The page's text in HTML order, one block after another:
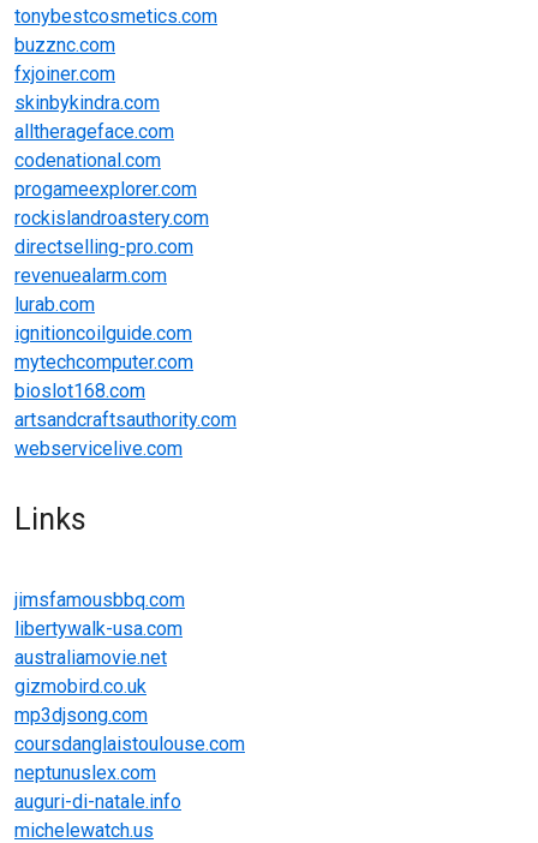
tonybestcosmetics.com
buzznc.com
fxjoiner.com
skinbykindra.com
alltherageface.com
codenational.com
progameexplorer.com
rockislandroastery.com
directselling-pro.com
revenuealarm.com
lurab.com
ignitioncoilguide.com
mytechcomputer.com
bioslot168.com
artsandcraftsauthority.com
webservicelive.com
Links
jimsfamousbbq.com
libertywalk-usa.com
australiamovie.net
gizmobird.co.uk
mp3djsong.com
coursdanglaistoulouse.com
neptunuslex.com
auguri-di-natale.info
michelewatch.us